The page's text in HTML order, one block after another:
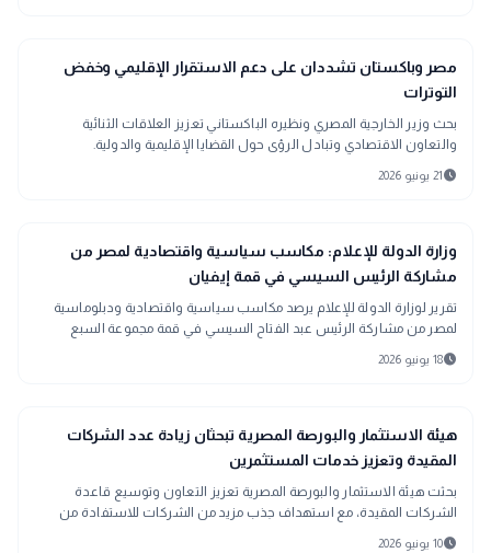
public
الأخبار المحلية
مصر وباكستان تشددان على دعم الاستقرار الإقليمي وخفض
التوترات
بحث وزير الخارجية المصري ونظيره الباكستاني تعزيز العلاقات الثنائية
والتعاون الاقتصادي وتبادل الرؤى حول القضايا الإقليمية والدولية.
schedule21 يونيو 2026
search
تحقيقات وتقارير
وزارة الدولة للإعلام: مكاسب سياسية واقتصادية لمصر من
مشاركة الرئيس السيسي في قمة إيفيان
تقرير لوزارة الدولة للإعلام يرصد مكاسب سياسية واقتصادية ودبلوماسية
لمصر من مشاركة الرئيس عبد الفتاح السيسي في قمة مجموعة السبع
بمدينة إيفيان، وما تضمنته من لقاءات ثنائية ومشاركات عززت مكانة مصر
الإقليمية والدولية.
schedule18 يونيو 2026
trending_up
اقتصاد
هيئة الاستثمار والبورصة المصرية تبحثان زيادة عدد الشركات
المقيدة وتعزيز خدمات المستثمرين
بحثت هيئة الاستثمار والبورصة المصرية تعزيز التعاون وتوسيع قاعدة
الشركات المقيدة، مع استهداف جذب مزيد من الشركات للاستفادة من
مزايا القيد ودعم نمو سوق المال.
schedule10 يونيو 2026